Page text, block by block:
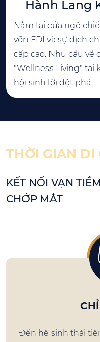
Hành Lang
Nằm tại cửa ngõ
vốn FDI và sự dịch
cấp cao. Nhu cầu về
"Wellness Living" tại
hội sinh lời đột phá.
THỜI GIAN DI
KẾT NỐI VẠN
CHỚP MẮT
Đến hệ sinh thái